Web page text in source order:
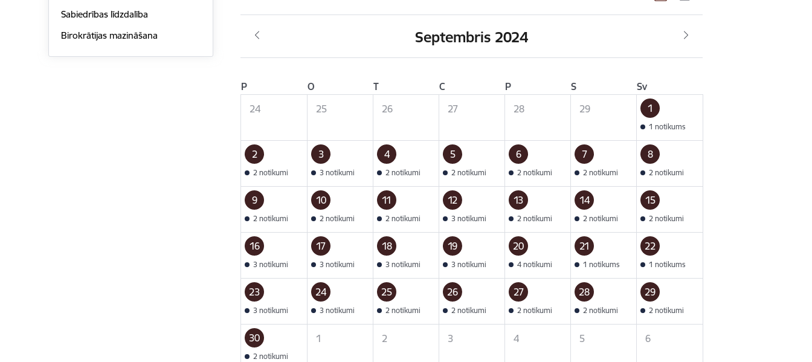
Sabiedrības līdzdalība
Birokrātijas mazināšana
Septembris 2024
P O T C P S
Sv
24
25 26 27 28 29 1
1 notikums
2
2 notikumi
3
3 notikumi
4
2 notikumi
5
2 notikumi
6
2 notikumi
7
2 notikumi
8
2 notikumi
9
2 notikumi
10
2 notikumi
11
2 notikumi
12
3 notikumi
13
2 notikumi
14
2 notikumi
15
2 notikumi
16
3 notikumi
17
3 notikumi
18
3 notikumi
19
3 notikumi
20
4 notikumi
21
1 notikums
22
1 notikums
23
3 notikumi
24
3 notikumi
25
2 notikumi
26
2 notikumi
27
2 notikumi
28
2 notikumi
29
2 notikumi
30
2 notikumi
1 2 3 4 5 6